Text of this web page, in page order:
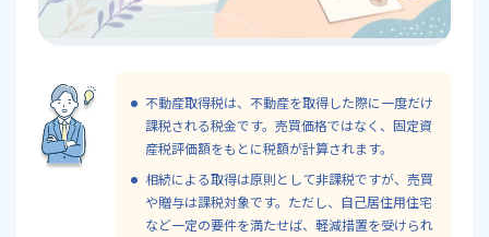
不動産取得税は、不動産を取得した際に一度だけ
課税される税金です。売買価格ではなく、固定資
産税評価額をもとに税額が計算されます。
相続による取得は原則として非課税ですが、売買
や贈与は課税対象です。ただし、自己居住用住宅
など一定の要件を満たせば、軽減措置を受けられ